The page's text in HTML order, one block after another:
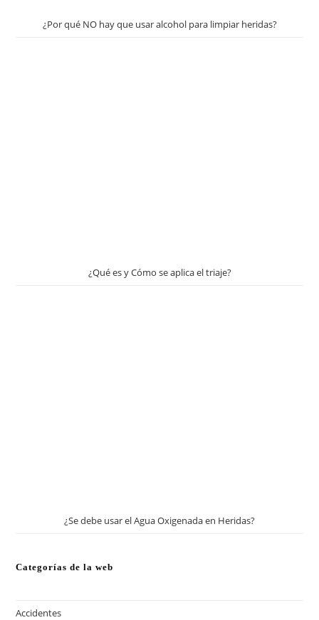
¿Por qué NO hay que usar alcohol para limpiar heridas?
¿Qué es y Cómo se aplica el triaje?
¿Se debe usar el Agua Oxigenada en Heridas?
Categorías de la web
Accidentes